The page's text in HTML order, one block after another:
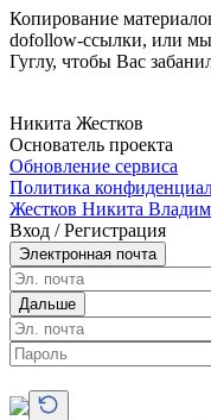
Копирование
dofollow-ссылки, или
Гуглу, чтобы Вас
Никита Жестков
Основатель проекта
Обновление сервиса
Политика
Жестков Никита
Вход / Регистрация
Электронная почта
Дальше